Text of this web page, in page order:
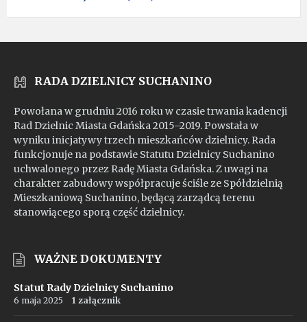
mp4
RADA DZIELNICY SUCHANINO
Powołana w grudniu 2016 roku w czasie trwania kadencji
Rad Dzielnic Miasta Gdańska 2015–2019. Powstała w
wyniku inicjatywy trzech mieszkańców dzielnicy. Rada
funkcjonuje na podstawie Statutu Dzielnicy Suchanino
uchwalonego przez Radę Miasta Gdańska. Z uwagi na
charakter zabudowy współpracuje ściśle ze Spółdzielnią
Mieszkaniową Suchanino, będącą zarządcą terenu
stanowiącego sporą część dzielnicy.
WAŻNE DOKUMENTY
Statut Rady Dzielnicy Suchanino
6 maja 2025 1 załącznik